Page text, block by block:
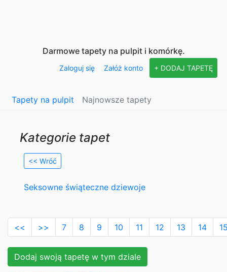
Darmowe tapety na pulpit i komórkę.
Zaloguj się Załóż konto + DODAJ TAPETĘ
Tapety na pulpit Najnowsze tapety
Kategorie tapet
<< Wróć
Seksowne świąteczne dziewoje
<< >> 7 8 9 10 11 12 13 14
Dodaj swoją tapetę w tym dziale